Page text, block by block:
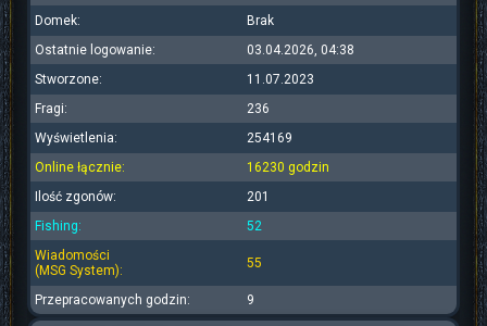
Domek:
Brak
Ostatnie logowanie:
03.04.2026, 04:38
Stworzone:
11.07.2023
Fragi:
236
Wyświetlenia:
254169
Online łącznie:
16230 godzin
Ilość zgonów:
201
Fishing:
52
Wiadomości
(MSG System):
55
Przepracowanych godzin: 9